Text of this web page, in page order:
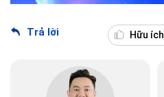
Trả lời Hữu ích